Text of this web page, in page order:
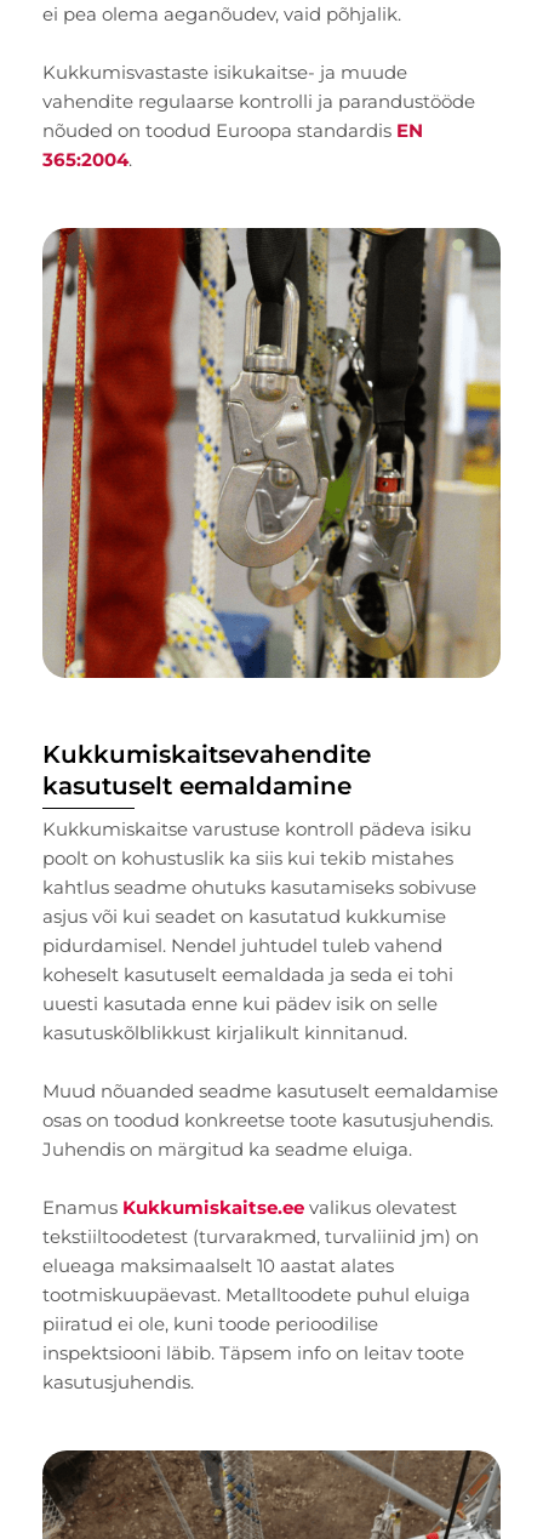
ei pea olema aeganõudev, vaid põhjalik.
Kukkumisvastaste isikukaitse- ja muude
vahendite regulaarse kontrolli ja parandustööde
nõuded on toodud Euroopa standardis EN
365:2004.
Kukkumiskaitsevahendite
kasutuselt eemaldamine
Kukkumiskaitse varustuse kontroll pädeva isiku
poolt on kohustuslik ka siis kui tekib mistahes
kahtlus seadme ohutuks kasutamiseks sobivuse
asjus või kui seadet on kasutatud kukkumise
pidurdamisel. Nendel juhtudel tuleb vahend
koheselt kasutuselt eemaldada ja seda ei tohi
uuesti kasutada enne kui pädev isik on selle
kasutuskõlblikkust kirjalikult kinnitanud.
Muud nõuanded seadme kasutuselt eemaldamise
osas on toodud konkreetse toote kasutusjuhendis.
Juhendis on märgitud ka seadme eluiga.
Enamus Kukkumiskaitse.ee valikus olevatest
tekstiiltoodetest (turvarakmed, turvaliinid jm) on
elueaga maksimaalselt 10 aastat alates
tootmiskuupäevast. Metalltoodete puhul eluiga
piiratud ei ole, kuni toode perioodilise
inspektsiooni läbib. Täpsem info on leitav toote
kasutusjuhendis.